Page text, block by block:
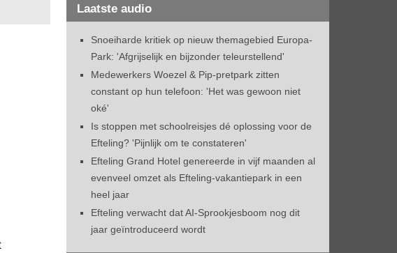
Laatste audio
Snoeiharde kritiek op nieuw themagebied Europa-
Park: 'Afgrijselijk en bijzonder teleurstellend'
Medewerkers Woezel & Pip-pretpark zitten
constant op hun telefoon: 'Het was gewoon niet
oké'
Is stoppen met schoolreisjes dé oplossing voor de
Efteling? 'Pijnlijk om te constateren'
Efteling Grand Hotel genereerde in vijf maanden al
evenveel omzet als Efteling-vakantiepark in een
heel jaar
Efteling verwacht dat AI-Sprookjesboom nog dit
jaar geïntroduceerd wordt